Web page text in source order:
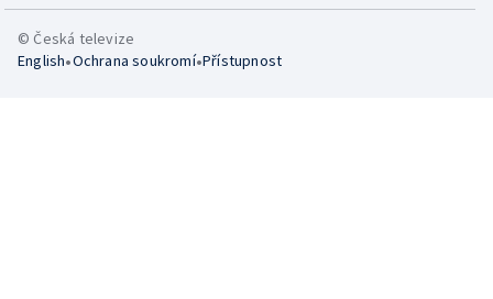
© Česká televize
English•Ochrana soukromí•Přístupnost